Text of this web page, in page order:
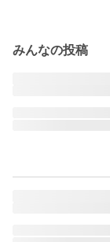
みんなの投稿